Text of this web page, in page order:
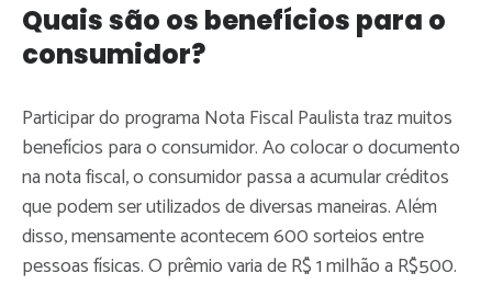
Quais são os benefícios para o
consumidor?
Participar do programa Nota Fiscal Paulista traz muitos
benefícios para o consumidor. Ao colocar o documento
na nota fiscal, o consumidor passa a acumular créditos
que podem ser utilizados de diversas maneiras. Além
disso, mensamente acontecem 600 sorteios entre
pessoas físicas. O prêmio varia de R$ 1 milhão a R$500.